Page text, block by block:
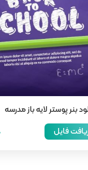
بنر پوستر لایه باز مدرسه
فایل